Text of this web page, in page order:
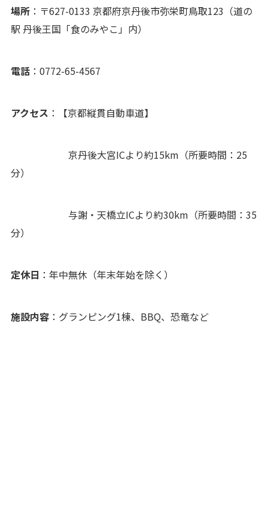
場所：〒627-0133 京都府京丹後市弥栄町鳥取123（道の
駅 丹後王国「食のみやこ」内）
電話：0772-65-4567
アクセス ：【京都縦貫自動車道】
京丹後大宮ICより約15km（所要時間：25
分）
与謝・天橋立ICより約30km（所要時間：35
分）
定休日 ：年中無休（年末年始を除く）
施設内容：グランピング1棟、BBQ、恐竜など